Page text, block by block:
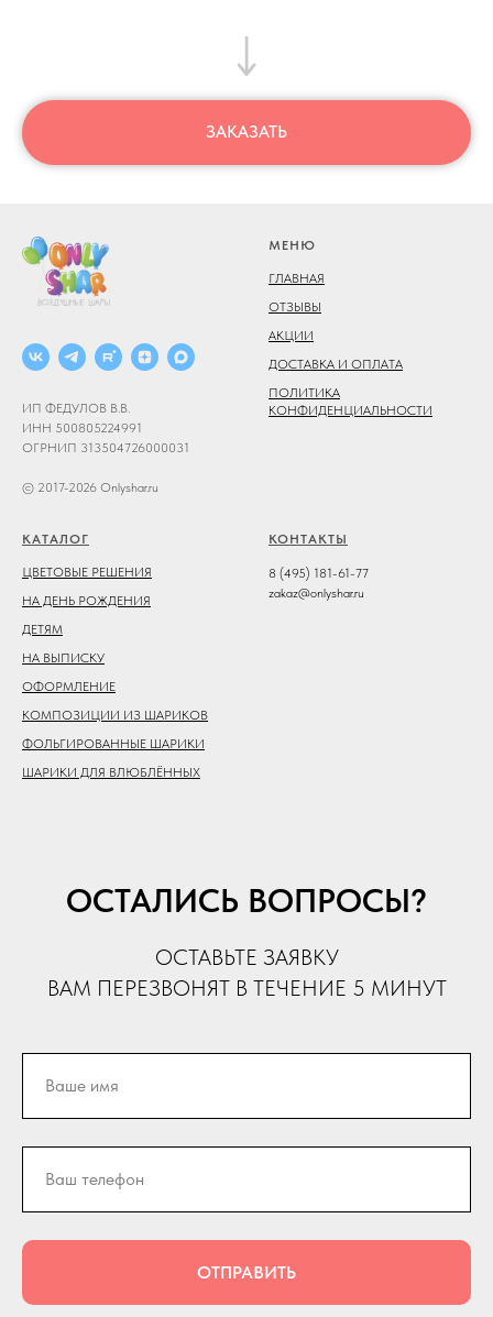
ЗАКАЗАТЬ
ИП ФЕДУЛОВ В.В.
ИНН 500805224991
ОГРНИП 313504726000031
© 2017-2026 Onlyshar.ru
МЕНЮ
ГЛАВНАЯ
ОТЗЫВЫ
АКЦИИ
ДОСТАВКА И ОПЛАТА
ПОЛИТИКА
КОНФИДЕНЦИАЛЬНОСТИ
КАТАЛОГ
ЦВЕТОВЫЕ РЕШЕНИЯ
НА ДЕНЬ РОЖДЕНИЯ
ДЕТЯМ
НА ВЫПИСКУ
ОФОРМЛЕНИЕ
КОМПОЗИЦИИ ИЗ ШАРИКОВ
ФОЛЬГИРОВАННЫЕ ШАРИКИ
ШАРИКИ ДЛЯ ВЛЮБЛЁННЫХ
КОНТАКТЫ
8 (495) 181-61-77
zakaz@onlyshar.ru
ОСТАЛИСЬ ВОПРОСЫ?
ОСТАВЬТЕ ЗАЯВКУ
ВАМ ПЕРЕЗВОНЯТ В ТЕЧЕНИЕ 5 МИНУТ
ОТПРАВИТЬ